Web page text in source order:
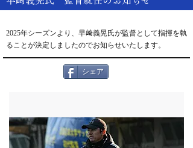
2025年シーズンより、早﨑義晃氏が監督として指揮を執
ることが決定しましたのでお知らせいたします。
シェア